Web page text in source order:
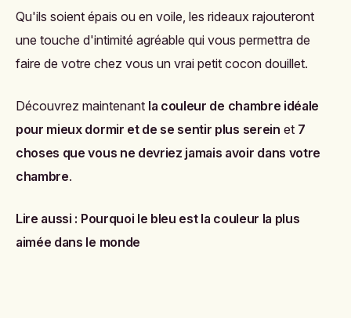
Qu'ils soient épais ou en voile, les rideaux rajouteront
une touche d'intimité agréable qui vous permettra de
faire de votre chez vous un vrai petit cocon douillet.
Découvrez maintenant la couleur de chambre idéale
pour mieux dormir et de se sentir plus serein et 7
choses que vous ne devriez jamais avoir dans votre
chambre.
Lire aussi : Pourquoi le bleu est la couleur la plus
aimée dans le monde